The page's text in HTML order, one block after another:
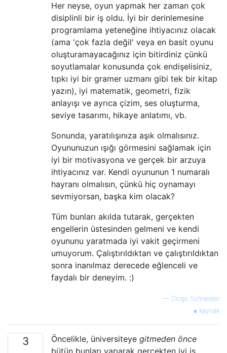
Her neyse, oyun yapmak her zaman çok
disiplinli bir iş oldu. İyi bir derinlemesine
programlama yeteneğine ihtiyacınız olacak
(ama 'çok fazla değil' veya en basit oyunu
oluşturamayacağınız için bitirdiniz çünkü
soyutlamalar konusunda çok endişelisiniz,
tıpkı iyi bir gramer uzmanı gibi tek bir kitap
yazın), iyi matematik, geometri, fizik
anlayışı ve ayrıca çizim, ses oluşturma,
seviye tasarımı, hikaye anlatımı, vb.
Sonunda, yaratılışınıza aşık olmalısınız.
Oyununuzun ışığı görmesini sağlamak için
iyi bir motivasyona ve gerçek bir arzuya
ihtiyacınız var. Kendi oyununun 1 numaralı
hayranı olmalısın, çünkü hiç oynamayı
sevmiyorsan, başka kim olacak?
Tüm bunları akılda tutarak, gerçekten
engellerin üstesinden gelmeni ve kendi
oyununu yaratmada iyi vakit geçirmeni
umuyorum. Çalıştırıldıktan ve çalıştırıldıktan
sonra inanılmaz derecede eğlenceli ve
faydalı bir deneyim. :)
— Diogo Schneider
kaynak
3 Öncelikle, üniversiteye gitmeden önce
bütün bunları yaparak gerçekten iyi iş